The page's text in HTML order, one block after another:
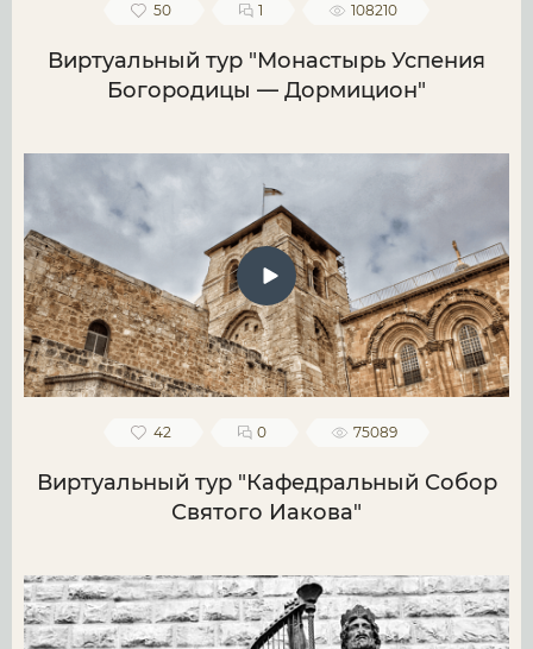
50 1 108210
Виртуальный тур "Монастырь Успения
Богородицы — Дормицион"
42 0 75089
Виртуальный тур "Кафедральный Собор
Святого Иакова"